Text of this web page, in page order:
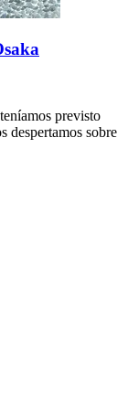
previsto
despertamos sobre